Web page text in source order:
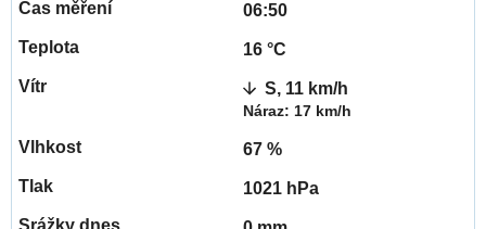
06:50
16 °C
S, 11 km/h
Náraz: 17 km/h
67 %
1021 hPa